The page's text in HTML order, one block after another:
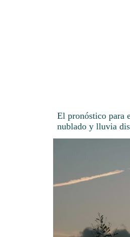
El pronóstico para
nublado y lluvia